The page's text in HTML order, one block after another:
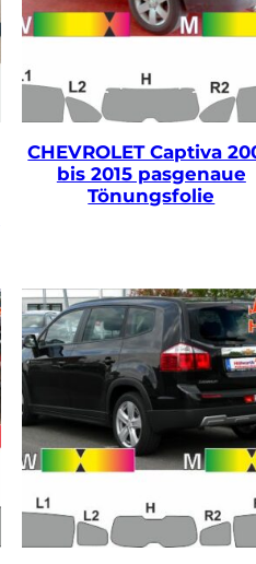
CHEVROLET Captiva
bis 2015 pasgenaue
Tönungsfolie